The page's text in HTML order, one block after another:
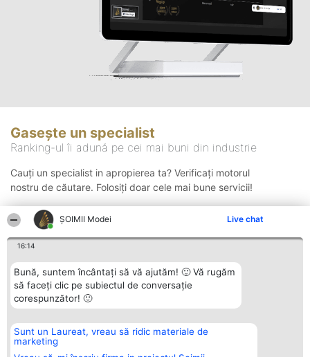
ȘOIMII Modei Live chat
16:14
Bună, suntem încântați să vă ajutăm! 🙂 Vă rugăm
să faceți clic pe subiectul de conversație
corespunzător! 🙂
Sunt un Laureat, vreau să ridic materiale de
marketing
Gasește un specialist
Ranking-ul îi adună pe cei mai buni din industrie
Cauți un specialist in apropierea ta? Verificați motorul
nostru de căutare. Folosiți doar cele mai bune servicii!
Organizator Ranking
BRIGHT SOLUTIONS BR SRL
Aleea Timisul De Sus 2 Bl. A30
Plebiscyt
Lista Tuturor
Contact